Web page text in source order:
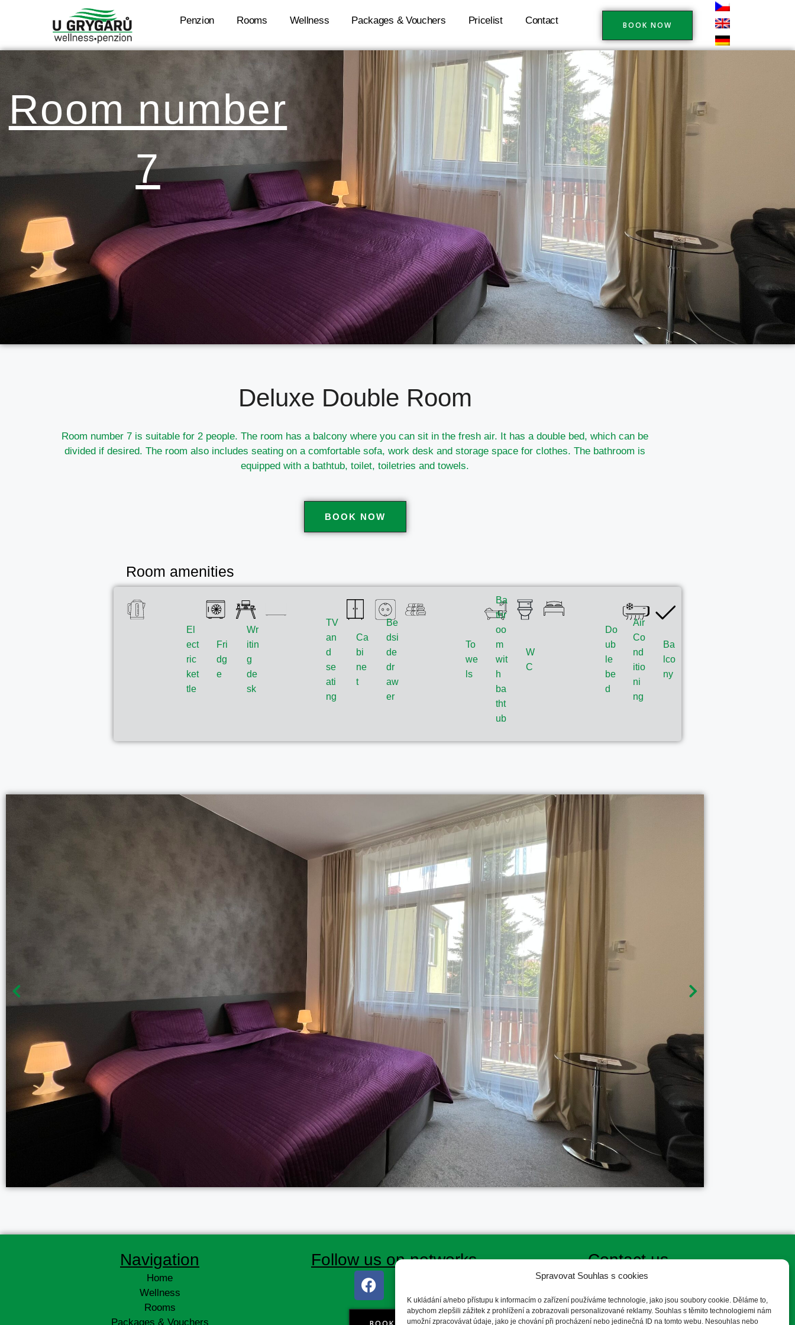
Spravovat Souhlas s cookies
K ukládání a/nebo přístupu k informacím o zařízení používáme technologie, jako jsou soubory cookie. Děláme to,
abychom zlepšili zážitek z prohlížení a zobrazovali personalizované reklamy. Souhlas s těmito technologiemi nám
umožní zpracovávat údaje, jako je chování při procházení nebo jedinečná ID na tomto webu. Nesouhlas nebo
Penzion Rooms Wellness Packages & Vouchers Pricelist Contact BOOK NOW
Room number
7
Deluxe Double Room
Room number 7 is suitable for 2 people. The room has a balcony where you can sit in the fresh air. It has a double bed, which can be
divided if desired. The room also includes seating on a comfortable sofa, work desk and storage space for clothes. The bathroom is
equipped with a bathtub, toilet, toiletries and towels.
BOOK NOW
Room amenities
El
ect
ric
ket
tle
Fri
dg
e
Wr
itin
g
de
sk
TV
an
d
se
ati
ng
Ca
bi
ne
t
Be
dsi
de
dr
aw
er
To
we
ls
Ba
thr
oo
m
wit
h
ba
tht
ub
W
C
Do
ub
le
be
d
Air
Co
nd
itio
ni
ng
Ba
lco
ny
Navigation
Home
Wellness
Rooms
Packages & Vouchers
Follow us on networks
F
a
c
e
s
t
Contact us
+420 721 877 658
info@penzionugrygaru.cz
Osecká 351, Lipník nad Bečvou 751 31